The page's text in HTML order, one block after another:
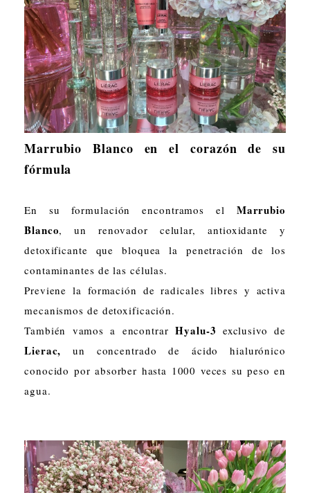
Marrubio Blanco en el corazón de su
fórmula
En su formulación encontramos el Marrubio
Blanco, un renovador celular, antioxidante y
detoxificante que bloquea la penetración de los
contaminantes de las células.
Previene la formación de radicales libres y activa
mecanismos de detoxificación.
También vamos a encontrarHyalu-3 exclusivo de
Lierac, un concentrado de ácido hialurónico
conocido por absorber hasta 1000 veces su peso en
agua.